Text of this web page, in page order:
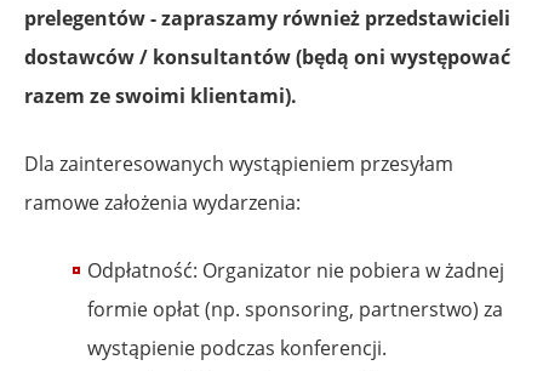
prelegentów - zapraszamy również przedstawicieli
dostawców / konsultantów (będą oni występować
razem ze swoimi klientami).
Dla zainteresowanych wystąpieniem przesyłam
ramowe założenia wydarzenia:
Odpłatność: Organizator nie pobiera w żadnej
formie opłat (np. sponsoring, partnerstwo) za
wystąpienie podczas konferencji.